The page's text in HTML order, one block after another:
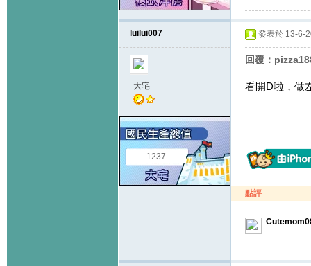
luilui007
大宅
1237
發表於 13-6-
回覆：
看開D啦，做
點評